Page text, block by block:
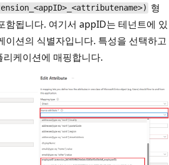
형
함됩니다. 여기서 appID는 테넌트에 있
이션의 식별자입니다. 특성을 선택하고
케이션에 매핑합니다.